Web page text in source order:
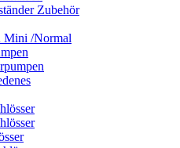
Zubehör
Mini /Normal